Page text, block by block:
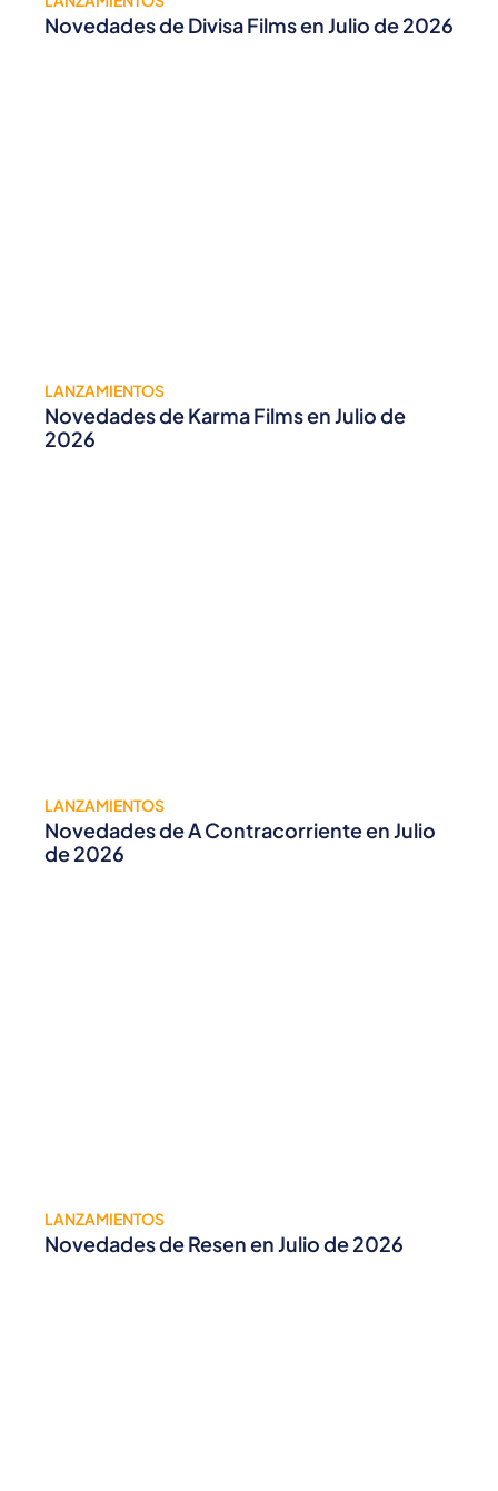
Novedades de Divisa Films en Julio de 2026
LANZAMIENTOS
Novedades de Karma Films en Julio de
2026
LANZAMIENTOS
Novedades de A Contracorriente en Julio
de 2026
LANZAMIENTOS
Novedades de Resen en Julio de 2026